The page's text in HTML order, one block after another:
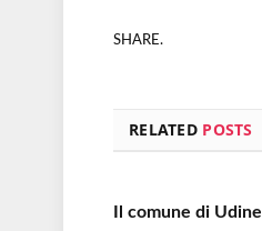
SHARE.
RELATED POSTS
Il comune di Udine